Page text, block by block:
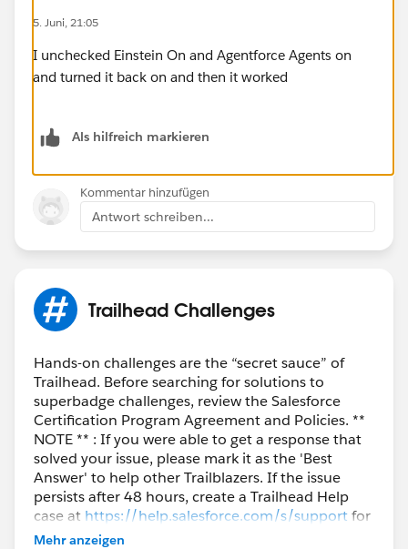
5. Juni, 21:05
I unchecked Einstein On and Agentforce Agents on
and turned it back on and then it worked
Als hilfreich markieren
Kommentar hinzufügen
Antwort schreiben...
Trailhead Challenges
Hands-on challenges are the “secret sauce” of
Trailhead. Before searching for solutions to
superbadge challenges, review the Salesforce
Certification Program Agreement and Policies. **
NOTE ** : If you were able to get a response that
solved your issue, please mark it as the 'Best
Answer' to help other Trailblazers. If the issue
persists after 48 hours, create a Trailhead Help
case at https://help.salesforce.com/s/supportfor
further assistance.
Mehr anzeigen